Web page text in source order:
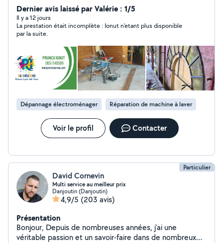
principales de mon travail sont ponctualité, écoute et
travail bien fait.
Dernier avis laissé par Valérie : 1/5
Il y a 12 jours
La prestation était incomplète : Ionut n'etant plus disponible
par la suite.
Dépannage électroménager Réparation de machine à laver
Voir le profil Contacter
Particulier
David Cornevin
Multi service au meilleur prix
Danjoutin (Danjoutin)
4,9/5 (203 avis)
Présentation
Bonjour, Depuis de nombreuses années, j'ai une
véritable passion et un savoir-faire dans de nombreux